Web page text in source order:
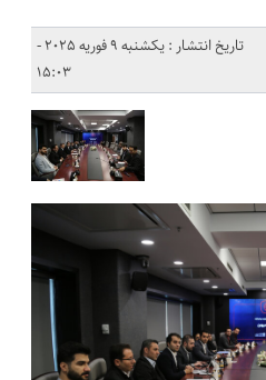
تاریخ انتشار : یکشنبه 9 فوریه 2025 -
15:03